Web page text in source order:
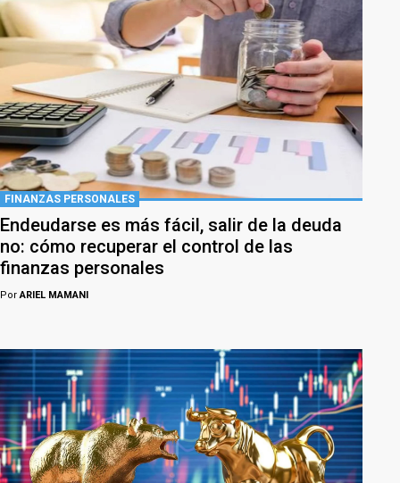
FINANZAS PERSONALES
Endeudarse es más fácil, salir de la deuda
no: cómo recuperar el control de las
finanzas personales
PorARIEL MAMANI